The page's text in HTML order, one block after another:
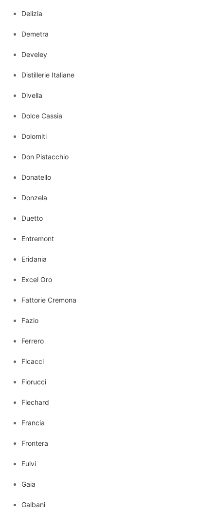
Delizia
Demetra
Develey
Distillerie Italiane
Divella
Dolce Cassia
Dolomiti
Don Pistacchio
Donatello
Donzela
Duetto
Entremont
Eridania
Excel Oro
Fattorie Cremona
Fazio
Ferrero
Ficacci
Fiorucci
Flechard
Francia
Frontera
Fulvi
Gaia
Galbani